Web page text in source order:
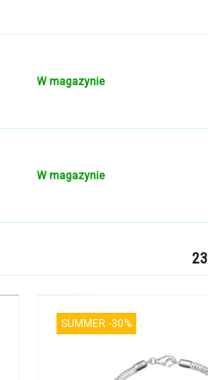
W magazynie
W magazynie
23
SUMMER -30%